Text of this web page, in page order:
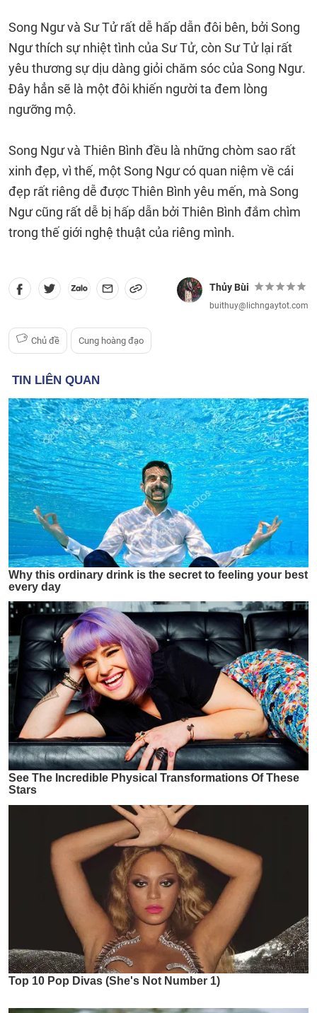
Song Ngư và Sư Tử rất dễ hấp dẫn đôi bên, bởi Song
Ngư thích sự nhiệt tình của Sư Tử, còn Sư Tử lại rất
yêu thương sự dịu dàng giỏi chăm sóc của Song Ngư.
Đây hẳn sẽ là một đôi khiến người ta đem lòng
ngưỡng mộ.
Song Ngư và Thiên Bình đều là những chòm sao rất
xinh đẹp, vì thế, một Song Ngư có quan niệm về cái
đẹp rất riêng dễ được Thiên Bình yêu mến, mà Song
Ngư cũng rất dễ bị hấp dẫn bởi Thiên Bình đắm chìm
trong thế giới nghệ thuật của riêng mình.
Thủy Bùi
buithuy@lichngaytot.com
Chủ đề Cung hoàng đạo